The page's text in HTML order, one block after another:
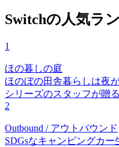
Switchの人気ラ
1
ほの暮しの庭
ほのぼの田舎暮らしは夜
シリーズのスタッフが贈
2
Outbound / アウトバウンド
SDGsなキャンピングカ